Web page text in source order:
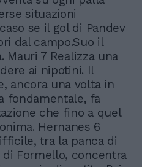
situazioni
se il gol di Pandev
dal campo.Suo il
Mauri 7 Realizza una
ai nipotini. Il
ancora una volta in
fondamentale, fa
che fino a quel
Hernanes 6
tra la panca di
di Formello, concentra